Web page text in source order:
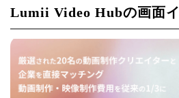
Lumii Video Hubの画面